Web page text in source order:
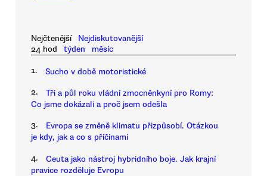
Nejčtenější
Nejdiskutovanější
24 hod
týden měsíc
1. Sucho v době motoristické
2.
Tři a půl roku vládní zmocněnkyní pro Romy:
Co jsme dokázali a proč jsem odešla
3.
Evropa se změně klimatu přizpůsobí. Otázkou
je kdy, jak a co s příčinami
4.
Ceuta jako nástroj hybridního boje. Jak krajní
pravice rozděluje Evropu